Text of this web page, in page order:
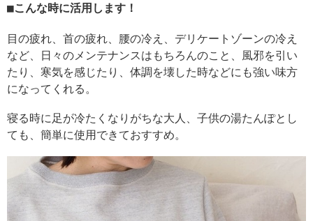
こんな時に活用します！
目の疲れ、首の疲れ、腰の冷え、デリケートゾーンの冷え
など、日々のメンテナンスはもちろんのこと、風邪を引い
たり、寒気を感じたり、体調を壊した時などにも強い味方
になってくれる。
寝る時に足が冷たくなりがちな大人、子供の湯たんぽとし
ても、簡単に使用できておすすめ。